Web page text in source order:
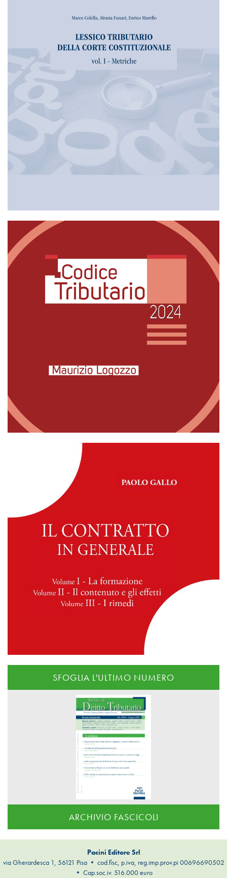
SFOGLIA L'ULTIMO NUMERO
ARCHIVIO FASCICOLI
Pacini Editore Srl
via Gherardesca 1, 56121 Pisa • cod.fisc, p.iva, reg.imp.prov.pi 00696690502
• Cap.soc.iv. 516.000 euro